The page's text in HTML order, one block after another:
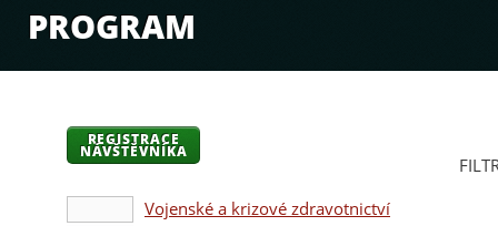
PROGRAM
REGISTRACE
NÁVŠTĚVNÍKA
Vojenské a krizové zdravotnictví